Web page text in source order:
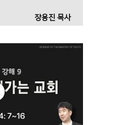
장용진 목사